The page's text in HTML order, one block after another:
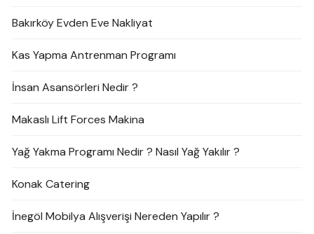
Bakırköy Evden Eve Nakliyat
Kas Yapma Antrenman Programı
İnsan Asansörleri Nedir ?
Makaslı Lift Forces Makina
Yağ Yakma Programı Nedir ? Nasıl Yağ Yakılır ?
Konak Catering
İnegöl Mobilya Alışverişi Nereden Yapılır ?